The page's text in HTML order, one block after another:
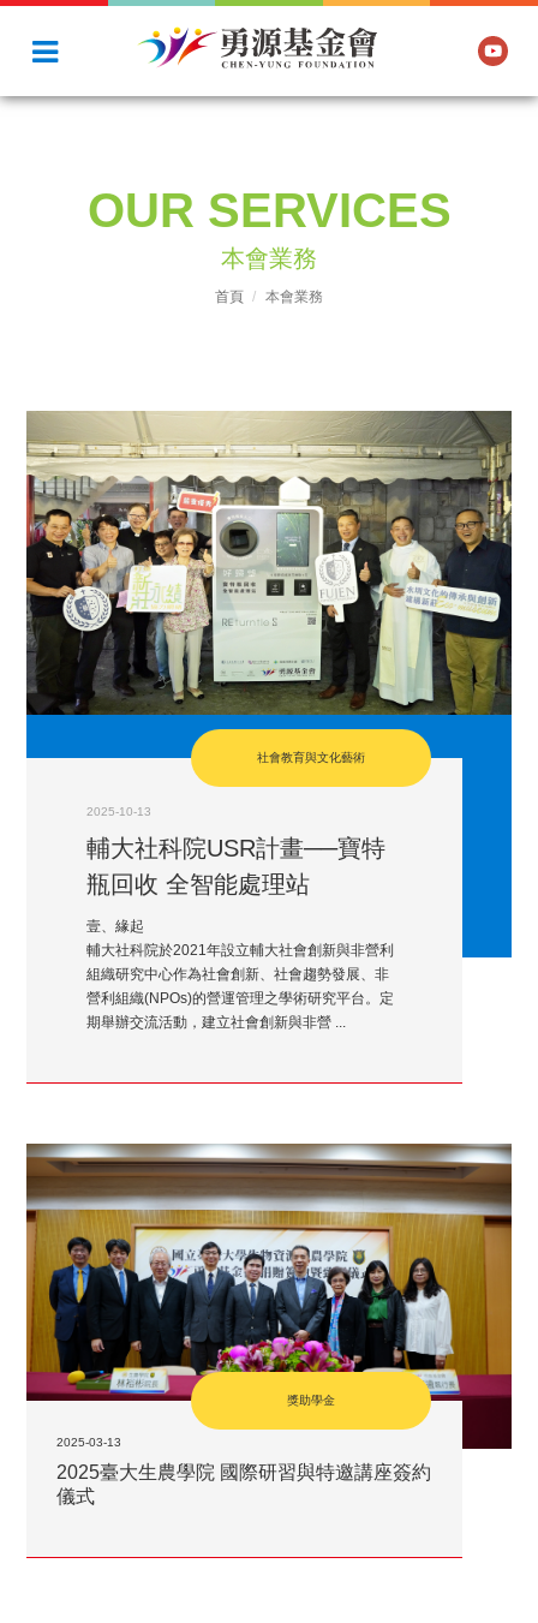
OUR SERVICES
本會業務
首頁 本會業務
社會教育與文化藝術
2025-10-13
輔大社科院USR計畫──寶特
瓶回收 全智能處理站
壹、緣起
輔大社科院於2021年設立輔大社會創新與非營利
組織研究中心作為社會創新、社會趨勢發展、非
營利組織(NPOs)的營運管理之學術研究平台。定
期舉辦交流活動，建立社會創新與非營 ...
獎助學金
2025-03-13
2025臺大生農學院 國際研習與特邀講座簽約
儀式